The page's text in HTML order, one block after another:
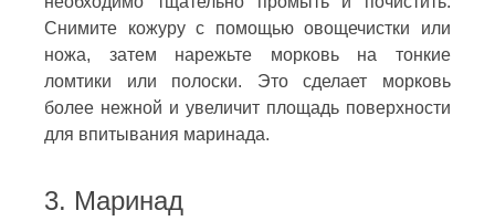
Снимите кожуру с помощью овощечистки или
ножа, затем нарежьте морковь на тонкие
ломтики или полоски. Это сделает морковь
более нежной и увеличит площадь поверхности
для впитывания маринада.
3. Маринад